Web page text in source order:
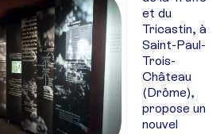
et du
Tricastin, à
Saint-Paul-
Trois-
Château
(Drôme),
propose un
nouvel